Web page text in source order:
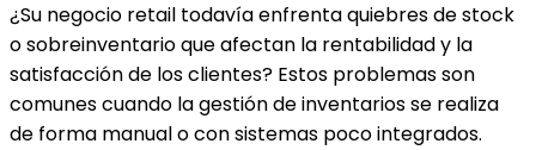
¿Su negocio retail todavía enfrenta quiebres de stock
o sobreinventario que afectan la rentabilidad y la
satisfacción de los clientes? Estos problemas son
comunes cuando la gestión de inventarios se realiza
de forma manual o con sistemas poco integrados.